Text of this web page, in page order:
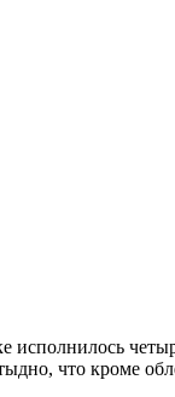
исполнилось
что кроме